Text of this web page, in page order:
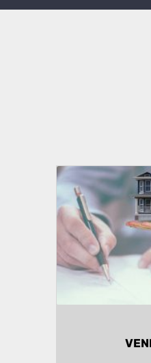
Servizio di
case, ville,
auto, uffici e